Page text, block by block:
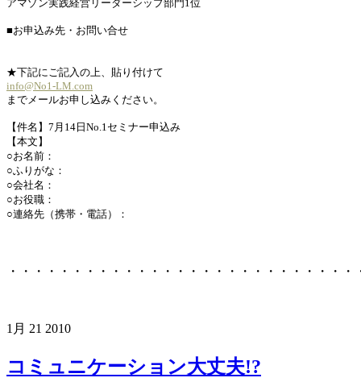
アマゾン実践経営リーダーシップ部門1位
■お申込み先・お問い合せ
★下記にご記入の上、貼り付けて
info@No1-LM.com
までメールお申し込みください。
【件名】7月14日No.1セミナー申込み
【本文】
○お名前：
○ふりがな：
○会社名：
○お役職：
○連絡先（携帯・電話）：
・・・・・・・・・・・・・・・・・・・・・・・・・・
1月 21 2010
コミュニケーション大丈夫!?